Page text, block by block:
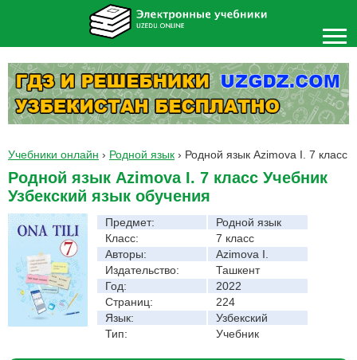
Учебники онлайн › Родной язык › Родной язык Azimova I. 7 класс
Родной язык Azimova I. 7 класс Учебник
Узбекский язык обучения
Предмет:
Родной язык
Класс:
7 класс
Авторы:
Azimova I.
Издательство:
Ташкент
Год:
2022
Страниц:
224
Язык:
Узбекский
Тип:
Учебник